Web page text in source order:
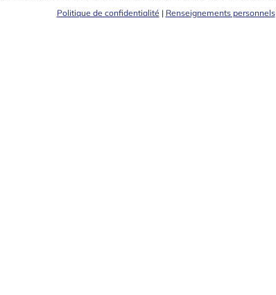
Politique de confidentialité | Renseignements personnels